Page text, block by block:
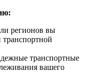
регионов вы
транспортной
транспортные
вашего